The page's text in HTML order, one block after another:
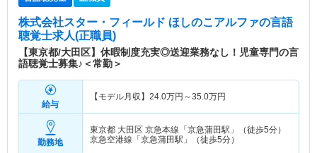
株式会社スター・フィールド ほしのこアルファの言語
聴覚士求人(正職員)
【東京都/大田区】休暇制度充実◎送迎業務なし！児童専門の言
語聴覚士募集♪＜常勤＞
給与
【モデル月収】 24.0万円～35.0万円
勤務地
東京都 大田区 京急本線「京急蒲田駅」（徒歩5分）
京急空港線「京急蒲田駅」（徒歩5分）